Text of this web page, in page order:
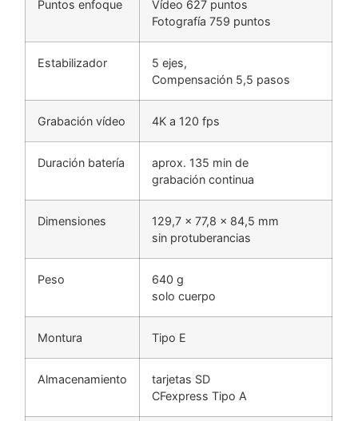
Puntos enfoque
Vídeo 627 puntos
Fotografía 759 puntos
Estabilizador
5 ejes,
Compensación 5,5 pasos
Grabación vídeo 4K a 120 fps
Duración batería
aprox. 135 min de
grabación continua
Dimensiones
129,7 x 77,8 x 84,5 mm
sin protuberancias
Peso
640 g
solo cuerpo
Montura Tipo E
Almacenamiento
tarjetas SD
CFexpress Tipo A